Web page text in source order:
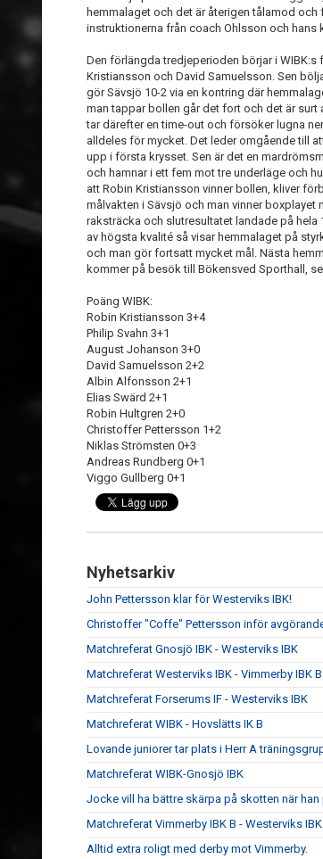
hemmalaget och det är återigen tålamod
instruktionerna från coach Ohlsson och hans
Den förlängda tredjeperioden börjar i
Kristiansson och David Samuelsson. Sen
gör Sävsjö 10-2 via en kontring där
man tappar bollen går det fort och det är
tar därefter en time-out och försöker lugna
alldeles för mycket. Det leder omgående till
upp i första krysset. Sen är det en
och hamnar i ett fem mot tre underläge och
att Robin Kristiansson vinner bollen, kliver
målvakten i Sävsjö och man vinner boxplayet
raksträcka och slutresultatet landade på
av högsta kvalité så visar hemmalaget på
och man gör fortsatt mycket mål. Nästa
kommer på besök till Bökensved Sporthall,
Poäng WIBK:
Robin Kristiansson 3+4
Philip Svahn 3+1
August Johanson 3+0
David Samuelsson 2+2
Albin Alfonsson 2+1
Elias Swärd 2+1
Robin Hultgren 2+0
Christoffer Pettersson 1+2
Niklas Strömsten 0+3
Andreas Rundberg 0+1
Viggo Gullberg 0+1
Nyhetsarkiv
John Pettersson klar för Westerviks IBK!
Christoffer "Coffe" Pettersson inför
Matchreferat Gnosjö IBK - Westerviks IBK
Matchreferat Westerviks IBK - Vimmerby IBK B
Matchreferat Forserums IF - Westerviks IBK
Matchreferat WIBK - Hovslätts IK B
Lovande juniorer tar plats i Herr A
Matchreferat WIBK-Gnosjö IBK
Jocke vill ha bättre skärpa på skotten när han
Matchreferat Vimmerby IBK B - Westerviks IBK
Alltid extra roligt med derby mot Vimmerby.